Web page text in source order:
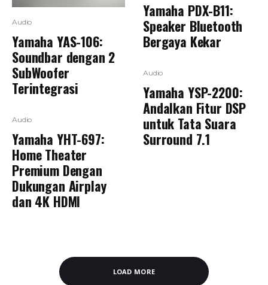
Audio
Yamaha YAS-106:
Soundbar dengan 2
SubWoofer
Terintegrasi
Audio
Yamaha YHT-697:
Home Theater
Premium Dengan
Dukungan Airplay
dan 4K HDMI
Yamaha PDX-B11:
Speaker Bluetooth
Bergaya Kekar
Audio
Yamaha YSP-2200:
Andalkan Fitur DSP
untuk Tata Suara
Surround 7.1
LOAD MORE